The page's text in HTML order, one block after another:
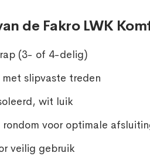
de Fakro LWK
(3- of 4-delig)
slipvaste treden
wit luik
voor optimale
veilig gebruik